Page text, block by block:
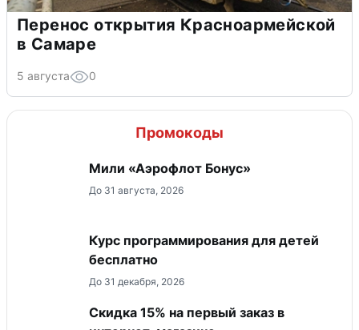
Перенос открытия Красноармейской
в Самаре
5 августа 0
Промокоды
Мили «Аэрофлот Бонус»
До 31 августа, 2026
Курс программирования для детей
бесплатно
До 31 декабря, 2026
Скидка 15% на первый заказ в